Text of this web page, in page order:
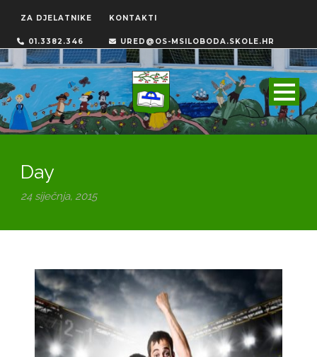
ZA DJELATNIKE KONTAKTI
01.3382.346 URED@OS-MSILOBODA.SKOLE.HR
Day
24 siječnja, 2015